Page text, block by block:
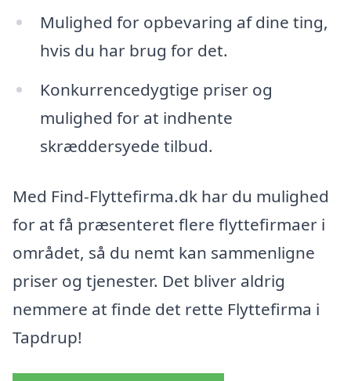
Mulighed for opbevaring af dine ting,
hvis du har brug for det.
Konkurrencedygtige priser og
mulighed for at indhente
skræddersyede tilbud.
Med Find-Flyttefirma.dk har du mulighed
for at få præsenteret flere flyttefirmaer i
området, så du nemt kan sammenligne
priser og tjenester. Det bliver aldrig
nemmere at finde det rette Flyttefirma i
Tapdrup!